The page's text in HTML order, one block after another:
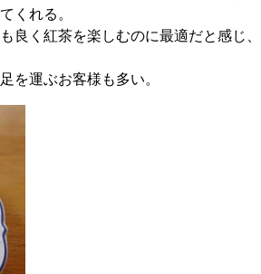
くれる。
良く紅茶を楽しむのに最適だと感じ
を運ぶお客様も多い。